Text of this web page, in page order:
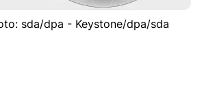
sda/dpa - Keystone/dpa/sda